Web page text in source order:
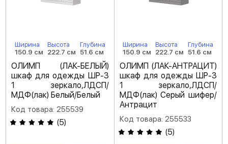
Ширина
150.9 см
Высота
222.7 см
Глубина
51.6 см
ОЛИМП (ЛАК-БЕЛЫЙ)
шкаф для одежды ШР-3
1 зеркало,ЛДСП/
МДФ(лак) Белый/Белый
Код товара: 255539
(5)
Ширина
150.9 см
Высота
222.7 см
Глубина
51.6 см
ОЛИМП (ЛАК-АНТРАЦИТ)
шкаф для одежды ШР-3
1 зеркало,ЛДСП/
МДФ(лак) Серый шифер/
Антрацит
Код товара: 255533
(5)